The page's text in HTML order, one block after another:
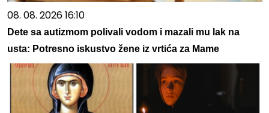
08. 08. 2026 16:10
Dete sa autizmom polivali vodom i mazali mu lak na
usta: Potresno iskustvo žene iz vrtića za Mame